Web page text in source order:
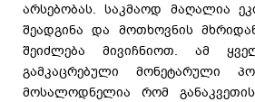
არსებობას. საკმაოდ მაღალია
შეადგინა და მოთხოვნის
შეიძლება მივიჩნიოთ. ამ
გამკაცრებული მონეტარული
მოსალოდნელია რომ